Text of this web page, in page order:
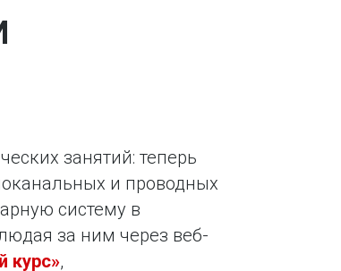
занятий: теперь
и проводных
систему в
за ним через веб-
курс»,